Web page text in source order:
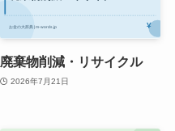
廃棄物削減・リサイクル
2026年7月21日